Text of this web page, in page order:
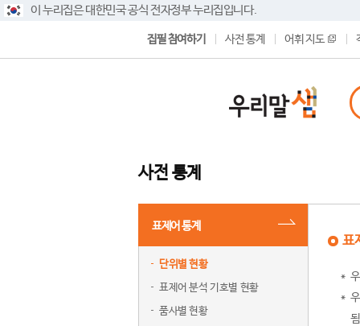
이 누리집은 대한민국 공식 전자정부 누리집입니다.
집필 참여하기 사전 통계 어휘 지도
사전 통계
표제어 통계
단위별 현황
표제어 분석 기호별 현황
품사별 현황
표